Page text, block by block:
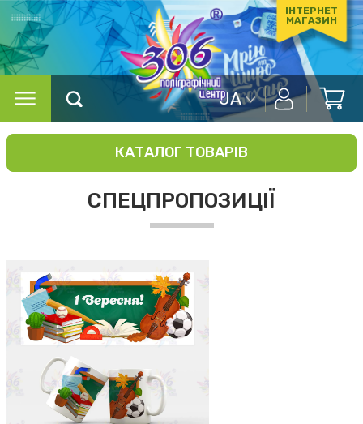
ІНТЕРНЕТ
МАГАЗИН
UA
КАТАЛОГ ТОВАРІВ
СПЕЦПРОПОЗИЦІЇ